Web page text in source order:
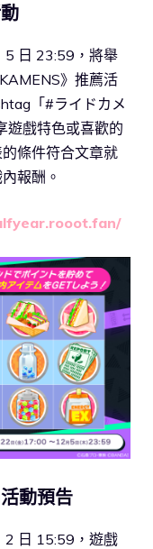
5 日 23:59，將舉
》推薦活
「#ライドカメ
遊戲特色或喜歡的
條件符合文章就
報酬。
動預告
2 日 15:59，遊戲